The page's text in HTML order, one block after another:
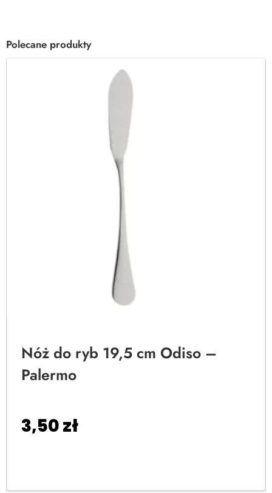
Polecane produkty
Nóż do ryb 19,5 cm Odiso –
Palermo
3,50zł